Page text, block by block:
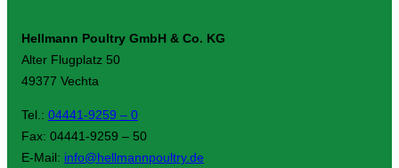
Hellmann Poultry GmbH & Co. KG
Alter Flugplatz 50
49377 Vechta
Tel.: 04441-9259 – 0
Fax: 04441-9259 – 50
E-Mail: info@hellmannpoultry.de